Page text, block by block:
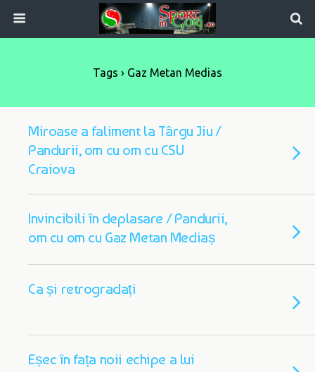
Tags › Gaz Metan Medias
Miroase a faliment la Târgu Jiu /
Pandurii, om cu om cu CSU
Craiova
Invincibili în deplasare / Pandurii,
om cu om cu Gaz Metan Mediaș
Ca și retrogradați
Eșec în fața noii echipe a lui